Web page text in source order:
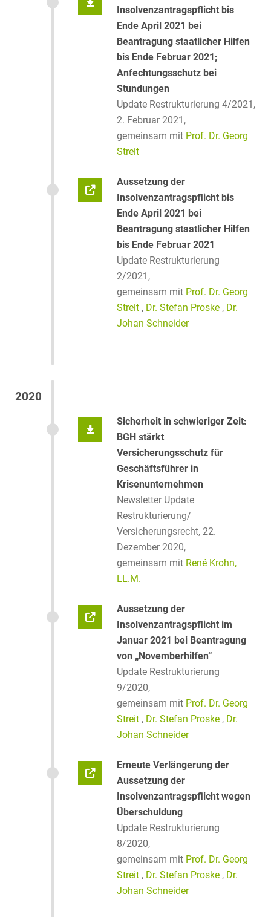
Insolvenzantragspflicht bis
Ende April 2021 bei
Beantragung staatlicher Hilfen
bis Ende Februar 2021;
Anfechtungsschutz bei
Stundungen
Update Restrukturierung 4/2021,
2. Februar 2021,
gemeinsam mit Prof. Dr. Georg
Streit
Aussetzung der
Insolvenzantragspflicht bis
Ende April 2021 bei
Beantragung staatlicher Hilfen
bis Ende Februar 2021
Update Restrukturierung
2/2021,
gemeinsam mit Prof. Dr. Georg
Streit , Dr. Stefan Proske , Dr.
Johan Schneider
2020
Sicherheit in schwieriger Zeit:
BGH stärkt
Versicherungsschutz für
Geschäftsführer in
Krisenunternehmen
Newsletter Update
Restrukturierung/
Versicherungsrecht, 22.
Dezember 2020,
gemeinsam mit René Krohn,
LL.M.
Aussetzung der
Insolvenzantragspflicht im
Januar 2021 bei Beantragung
von „Novemberhilfen“
Update Restrukturierung
9/2020,
gemeinsam mit Prof. Dr. Georg
Streit , Dr. Stefan Proske , Dr.
Johan Schneider
Erneute Verlängerung der
Aussetzung der
Insolvenzantragspflicht wegen
Überschuldung
Update Restrukturierung
8/2020,
gemeinsam mit Prof. Dr. Georg
Streit , Dr. Stefan Proske , Dr.
Johan Schneider